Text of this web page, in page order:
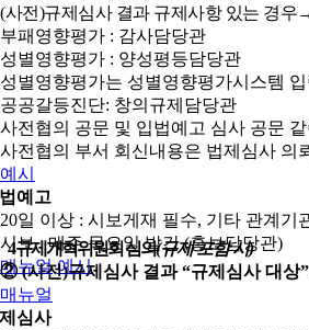
(사전)규제심사 결과 규제사항 있는 경
부패영향평가 : 감사담당관
성별영향평가 : 양성평등담당관
성별영향평가는 성별영향평가시스템 입
공공갈등진단: 창의규제담당관
사전협의 공문 및 입법예고 심사 공문
사전협의 부서 회신내용은 법제심사 의
예시
예고
20일 이상 : 시보게재 필수, 기타 관계기
시보 : 매주 목요일 발간 (홍보담당관)
매뉴얼 예시
4규제개혁위원회 심의(규제 포함 시)
② (사전)규제심사 결과 “규제심사 대상
매뉴얼
심사